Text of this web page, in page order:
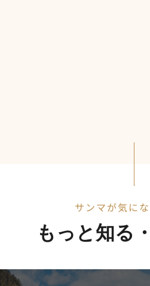
サンマが気に
もっと知る